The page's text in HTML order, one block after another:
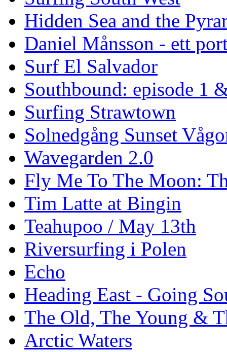
Hidden Sea and the
Daniel Månsson - ett
Surf El Salvador
Southbound: episode 1
Surfing Strawtown
Solnedgång Sunset
Wavegarden 2.0
Fly Me To The Moon:
Tim Latte at Bingin
Teahupoo / May 13th
Riversurfing i Polen
Echo
Heading East - Going
The Old, The Young &
Arctic Waters